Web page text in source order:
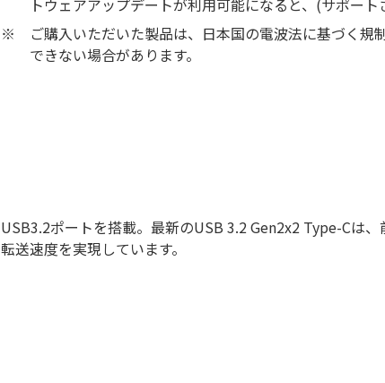
トウェアアップデートが利用可能になると、(サポート
※
ご購入いただいた製品は、日本国の電波法に基づく規
できない場合があります。
USB3.2ポートを搭載。最新のUSB 3.2 Gen2x2 Type-Cは
転送速度を実現しています。